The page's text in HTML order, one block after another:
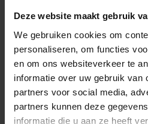
Deze website maakt gebruik
We gebruiken cookies om
personaliseren, om functies
en om ons websiteverkeer te
informatie over uw gebruik van
partners voor social media,
partners kunnen deze
informatie die u aan ze heeft
Naar
Geen wachttijd voor
Wil je een
bijvoorbeeld omdat